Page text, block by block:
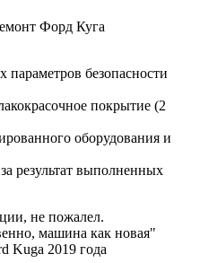
Форд Куга
параметров безопасности
покрытие (2
оборудования и
результат выполненных
не пожалел.
машина как новая"
Kuga 2019 года